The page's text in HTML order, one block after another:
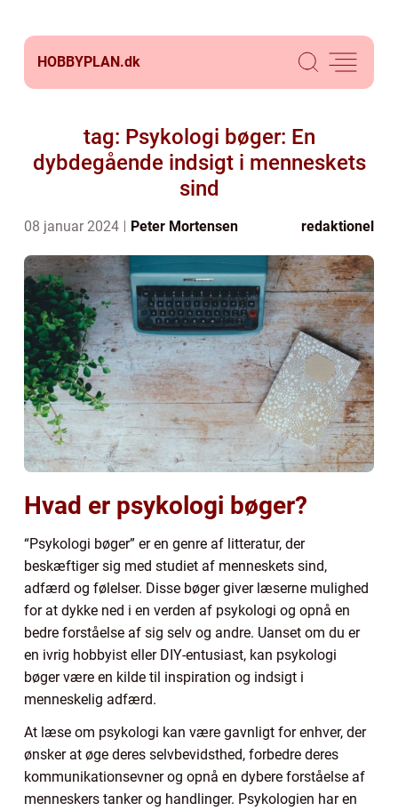
HOBBYPLAN.dk
tag: Psykologi bøger: En
dybdegående indsigt i menneskets
sind
08 januar 2024 Peter Mortensen redaktionel
Hvad er psykologi bøger?
“Psykologi bøger” er en genre af litteratur, der
beskæftiger sig med studiet af menneskets sind,
adfærd og følelser. Disse bøger giver læserne mulighed
for at dykke ned i en verden af psykologi og opnå en
bedre forståelse af sig selv og andre. Uanset om du er
en ivrig hobbyist eller DIY-entusiast, kan psykologi
bøger være en kilde til inspiration og indsigt i
menneskelig adfærd.
At læse om psykologi kan være gavnligt for enhver, der
ønsker at øge deres selvbevidsthed, forbedre deres
kommunikationsevner og opnå en dybere forståelse af
menneskers tanker og handlinger. Psykologien har en